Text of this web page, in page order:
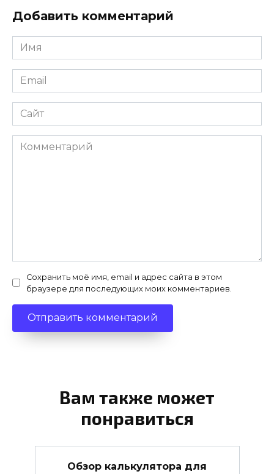
Добавить комментарий
Имя
*
Email
*
Сайт
Комментарий
Сохранить моё имя, email и адрес сайта в этом
браузере для последующих моих комментариев.
Вам также может
понравиться
Обзор калькулятора для